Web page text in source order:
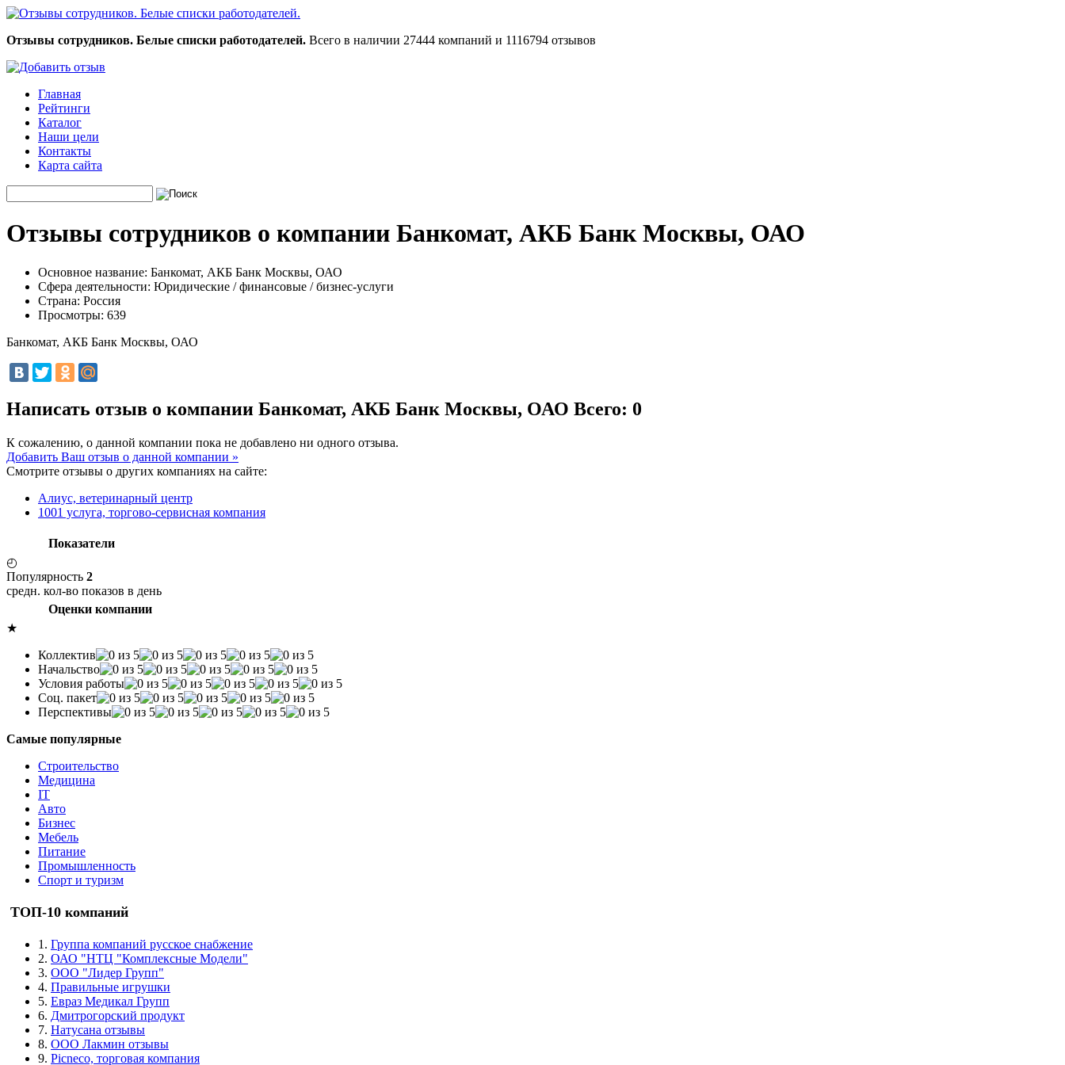
Отзывы сотрудников. Белые списки работодателей. Всего в наличии 27444 компаний и 1116794 отзывов
Главная
Рейтинги
Каталог
Наши цели
Контакты
Карта сайта
Отзывы сотрудников о компании Банкомат, АКБ Банк Москвы, ОАО
Основное название: Банкомат, АКБ Банк Москвы, ОАО
Сфера деятельности: Юридические / финансовые / бизнес-услуги
Страна: Россия
Просмотры: 639
Банкомат, АКБ Банк Москвы, ОАО
Написать отзыв о компании Банкомат, АКБ Банк Москвы, ОАО Всего: 0
К сожалению, о данной компании пока не добавлено ни одного отзыва.
Добавить Ваш отзыв о данной компании »
Смотрите отзывы о других компаниях на сайте:
Алиус, ветеринарный центр
1001 услуга, торгово-сервисная компания
Показатели
◴
Популярность 2
средн. кол-во показов в день
Оценки компании
★
Коллектив
Начальство
Условия работы
Соц. пакет
Перспективы
Самые популярные
Строительство
Медицина
IT
Авто
Бизнес
Мебель
Питание
Промышленность
Спорт и туризм
ТОП-10 компаний
1. Группа компаний русское снабжение
2. ОАО "НТЦ "Комплексные Модели"
3. ООО "Лидер Групп"
4. Правильные игрушки
5. Евраз Медикал Групп
6. Дмитрогорский продукт
7. Натусана отзывы
8. ООО Лакмин отзывы
9. Picneco, торговая компания